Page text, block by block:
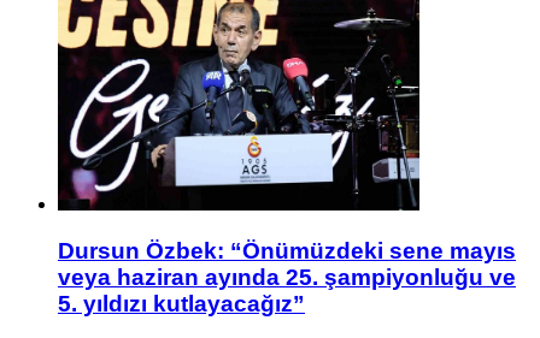
Dursun Özbek: “Önümüzdeki sene mayıs
veya haziran ayında 25. şampiyonluğu ve
5. yıldızı kutlayacağız”